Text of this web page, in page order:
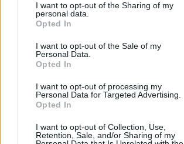
I want to opt-out of the Sharing of my
personal data.
Opted In
I want to opt-out of the Sale of my
Personal Data.
Opted In
I want to opt-out of processing my
Personal Data for Targeted Advertising.
Opted In
I want to opt-out of Collection, Use,
Retention, Sale, and/or Sharing of my